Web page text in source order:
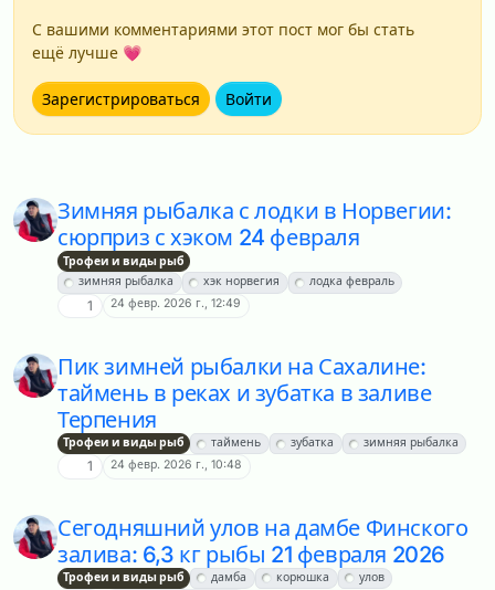
С вашими комментариями этот пост мог бы стать
ещё лучше 💗
Зарегистрироваться Войти
Зимняя рыбалка с лодки в Норвегии:
сюрприз с хэком 24 февраля
Трофеи и виды рыб
зимняя рыбалка
хэк норвегия лодка февраль
1 24 февр. 2026 г., 12:49
Пик зимней рыбалки на Сахалине:
таймень в реках и зубатка в заливе
Терпения
Трофеи и виды рыб таймень зубатка зимняя рыбалка
1 24 февр. 2026 г., 10:48
Сегодняшний улов на дамбе Финского
залива: 6,3 кг рыбы 21 февраля 2026
Трофеи и виды рыб дамба корюшка улов